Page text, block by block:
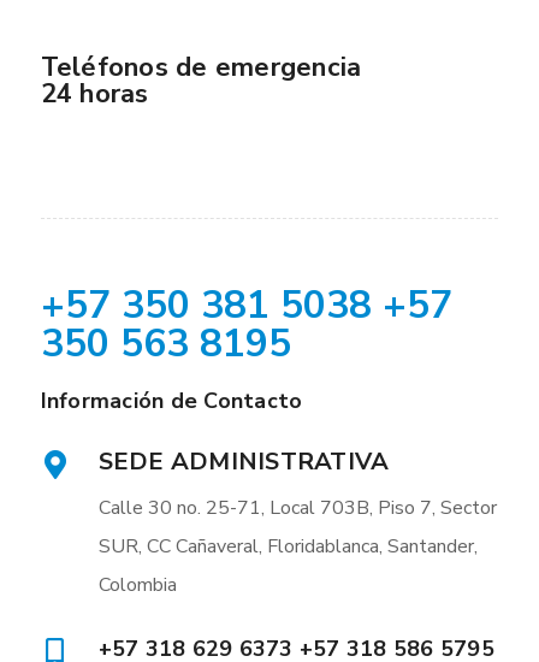
Teléfonos de emergencia
24 horas
+57 350 381 5038 +57
350 563 8195
Información de Contacto
SEDE ADMINISTRATIVA
Calle 30 no. 25-71, Local 703B, Piso 7, Sector
SUR, CC Cañaveral, Floridablanca, Santander,
Colombia
+57 318 629 6373 +57 318 586 5795